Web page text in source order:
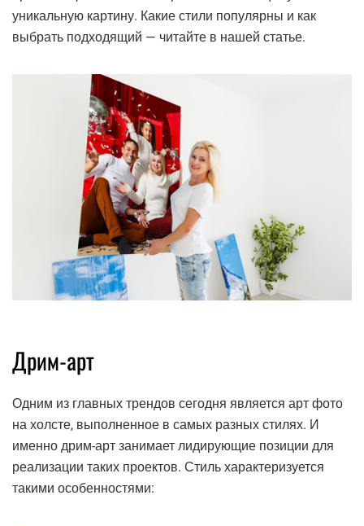
уникальную картину. Какие стили популярны и как
выбрать подходящий — читайте в нашей статье.
Дрим-арт
Одним из главных трендов сегодня является арт фото
на холсте, выполненное в самых разных стилях. И
именно дрим-арт занимает лидирующие позиции для
реализации таких проектов. Стиль характеризуется
такими особенностями: